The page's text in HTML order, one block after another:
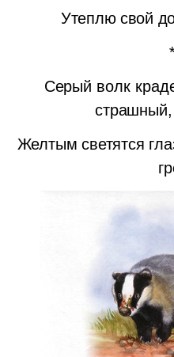
Утеплю свой
Серый волк
Желтым светятся